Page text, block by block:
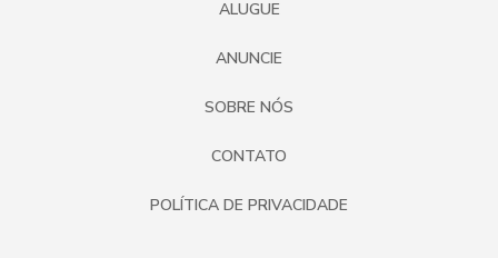
ALUGUE
ANUNCIE
SOBRE NÓS
CONTATO
POLÍTICA DE PRIVACIDADE